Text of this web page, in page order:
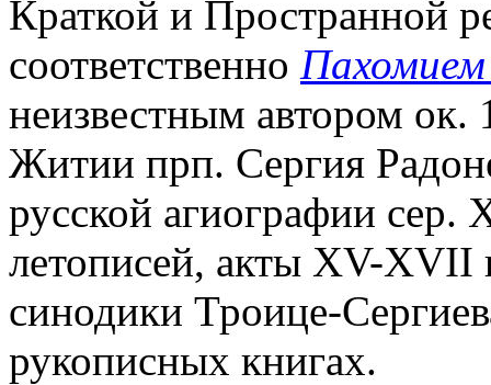
Краткой и Пространной
соответственно
неизвестным автором ок.
Житии прп. Сергия
русской агиографии сер.
летописей, акты XV-XVII
синодики Троице-
рукописных книгах.